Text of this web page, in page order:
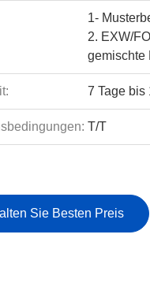
1-
2. EXW/
gemischte
7 Tage bis
T/T
Sie Besten Preis